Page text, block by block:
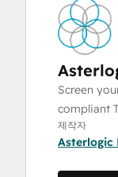
Screen
compliant
제작자
Asterlogic